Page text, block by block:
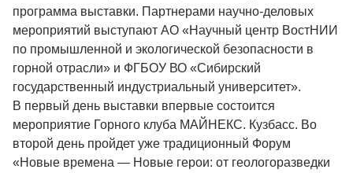
программа выставки. Партнерами научно-деловых
мероприятий выступают АО «Научный центр ВостНИИ
по промышленной и экологической безопасности в
горной отрасли» и ФГБОУ ВО «Сибирский
государственный индустриальный университет».
В первый день выставки впервые состоится
мероприятие Горного клуба МАЙНЕКС. Кузбасс. Во
второй день пройдет уже традиционный Форум
«Новые времена — Новые герои: от геологоразведки